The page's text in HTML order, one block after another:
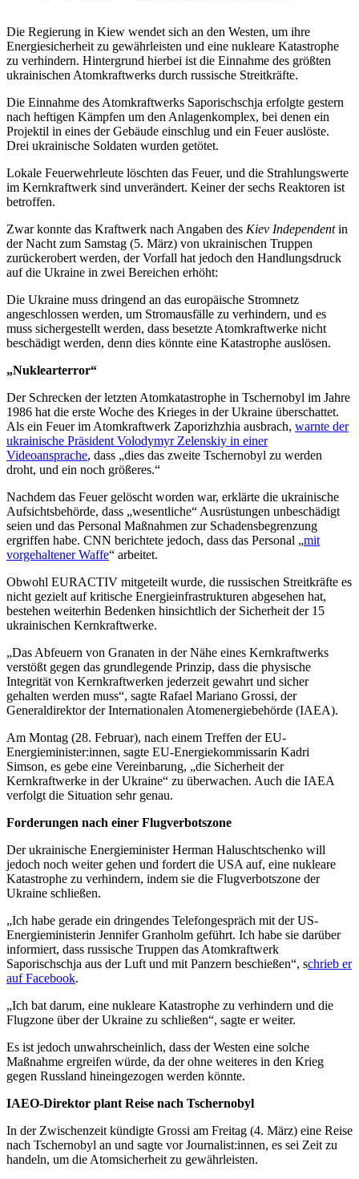
Die Regierung in Kiew wendet sich an den Westen, um ihre
Energiesicherheit zu gewährleisten und eine nukleare Katastrophe
zu verhindern. Hintergrund hierbei ist die Einnahme des größten
ukrainischen Atomkraftwerks durch russische Streitkräfte.
Die Einnahme des Atomkraftwerks Saporischschja erfolgte gestern
nach heftigen Kämpfen um den Anlagenkomplex, bei denen ein
Projektil in eines der Gebäude einschlug und ein Feuer auslöste.
Drei ukrainische Soldaten wurden getötet.
Lokale Feuerwehrleute löschten das Feuer, und die Strahlungswerte
im Kernkraftwerk sind unverändert. Keiner der sechs Reaktoren ist
betroffen.
Zwar konnte das Kraftwerk nach Angaben des Kiev Independentin
der Nacht zum Samstag (5. März) von ukrainischen Truppen
zurückerobert werden, der Vorfall hat jedoch den Handlungsdruck
auf die Ukraine in zwei Bereichen erhöht:
Die Ukraine muss dringend an das europäische Stromnetz
angeschlossen werden, um Stromausfälle zu verhindern, und es
muss sichergestellt werden, dass besetzte Atomkraftwerke nicht
beschädigt werden, denn dies könnte eine Katastrophe auslösen.
„Nuklearterror“
Der Schrecken der letzten Atomkatastrophe in Tschernobyl im Jahre
1986 hat die erste Woche des Krieges in der Ukraine überschattet.
Als ein Feuer im Atomkraftwerk Zaporizhzhia ausbrach, warnte der
ukrainische Präsident Volodymyr Zelenskiy in einer
Videoansprache, dass „dies das zweite Tschernobyl zu werden
droht, und ein noch größeres.“
Nachdem das Feuer gelöscht worden war, erklärte die ukrainische
Aufsichtsbehörde, dass „wesentliche“ Ausrüstungen unbeschädigt
seien und das Personal Maßnahmen zur Schadensbegrenzung
ergriffen habe. CNN berichtete jedoch, dass das Personal „mit
vorgehaltener Waffe“ arbeitet.
Obwohl EURACTIV mitgeteilt wurde, die russischen Streitkräfte es
nicht gezielt auf kritische Energieinfrastrukturen abgesehen hat,
bestehen weiterhin Bedenken hinsichtlich der Sicherheit der 15
ukrainischen Kernkraftwerke.
„Das Abfeuern von Granaten in der Nähe eines Kernkraftwerks
verstößt gegen das grundlegende Prinzip, dass die physische
Integrität von Kernkraftwerken jederzeit gewahrt und sicher
gehalten werden muss“, sagte Rafael Mariano Grossi, der
Generaldirektor der Internationalen Atomenergiebehörde (IAEA).
Am Montag (28. Februar), nach einem Treffen der EU-
Energieminister:innen, sagte EU-Energiekommissarin Kadri
Simson, es gebe eine Vereinbarung, „die Sicherheit der
Kernkraftwerke in der Ukraine“ zu überwachen. Auch die IAEA
verfolgt die Situation sehr genau.
Forderungen nach einer Flugverbotszone
Der ukrainische Energieminister Herman Haluschtschenko will
jedoch noch weiter gehen und fordert die USA auf, eine nukleare
Katastrophe zu verhindern, indem sie die Flugverbotszone der
Ukraine schließen.
„Ich habe gerade ein dringendes Telefongespräch mit der US-
Energieministerin Jennifer Granholm geführt. Ich habe sie darüber
informiert, dass russische Truppen das Atomkraftwerk
Saporischschja aus der Luft und mit Panzern beschießen“, schrieb er
auf Facebook.
„Ich bat darum, eine nukleare Katastrophe zu verhindern und die
Flugzone über der Ukraine zu schließen“, sagte er weiter.
Es ist jedoch unwahrscheinlich, dass der Westen eine solche
Maßnahme ergreifen würde, da der ohne weiteres in den Krieg
gegen Russland hineingezogen werden könnte.
IAEO-Direktor plant Reise nach Tschernobyl
In der Zwischenzeit kündigte Grossi am Freitag (4. März) eine Reise
nach Tschernobyl an und sagte vor Journalist:innen, es sei Zeit zu
handeln, um die Atomsicherheit zu gewährleisten.